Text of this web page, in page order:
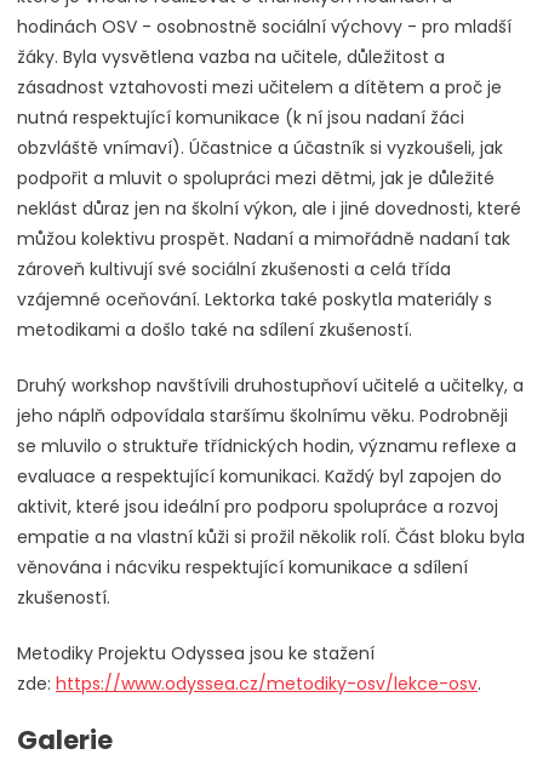
hodinách OSV - osobnostně sociální výchovy - pro mladší
žáky. Byla vysvětlena vazba na učitele, důležitost a
zásadnost vztahovosti mezi učitelem a dítětem a proč je
nutná respektující komunikace (k ní jsou nadaní žáci
obzvláště vnímaví). Účastnice a účastník si vyzkoušeli, jak
podpořit a mluvit o spolupráci mezi dětmi, jak je důležité
neklást důraz jen na školní výkon, ale i jiné dovednosti, které
můžou kolektivu prospět. Nadaní a mimořádně nadaní tak
zároveň kultivují své sociální zkušenosti a celá třída
vzájemné oceňování. Lektorka také poskytla materiály s
metodikami a došlo také na sdílení zkušeností.
Druhý workshop navštívili druhostupňoví učitelé a učitelky, a
jeho náplň odpovídala staršímu školnímu věku. Podrobněji
se mluvilo o struktuře třídnických hodin, významu reflexe a
evaluace a respektující komunikaci. Každý byl zapojen do
aktivit, které jsou ideální pro podporu spolupráce a rozvoj
empatie a na vlastní kůži si prožil několik rolí. Část bloku byla
věnována i nácviku respektující komunikace a sdílení
zkušeností.
Metodiky Projektu Odyssea jsou ke stažení
zde: https://www.odyssea.cz/metodiky-osv/lekce-osv.
Galerie